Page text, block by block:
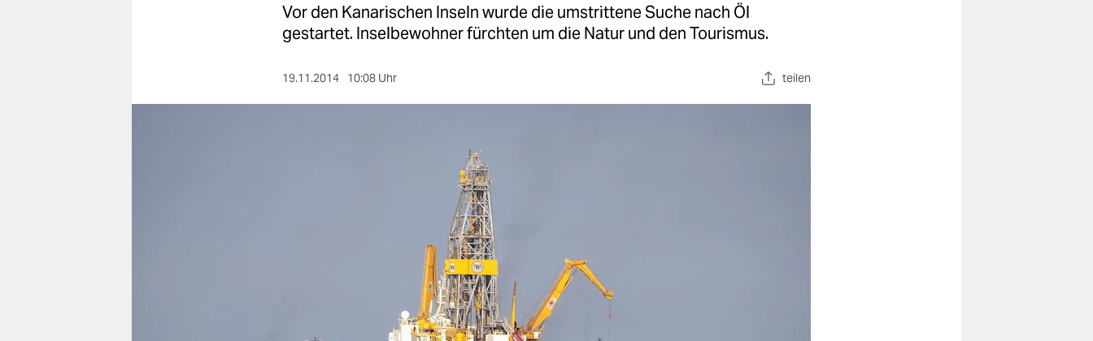
Vor den Kanarischen Inseln wurde die umstrittene Suche nach Öl
gestartet. Inselbewohner fürchten um die Natur und den Tourismus.
19.11.2014 10:08 Uhr teilen